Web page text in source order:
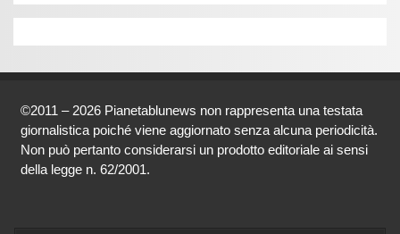
©2011 – 2026 Pianetablunews non rappresenta una testata
giornalistica poiché viene aggiornato senza alcuna periodicità.
Non può pertanto considerarsi un prodotto editoriale ai sensi
della legge n. 62/2001.